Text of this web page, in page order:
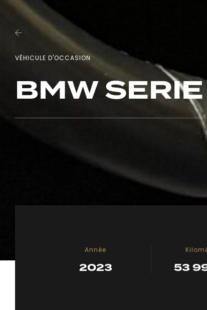
VÉHICULE D'OCCASION
BMW
Année
2023 53